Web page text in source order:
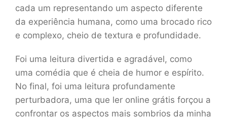
cada um representando um aspecto diferente
da experiência humana, como uma brocado rico
e complexo, cheio de textura e profundidade.
Foi uma leitura divertida e agradável, como
uma comédia que é cheia de humor e espírito.
No final, foi uma leitura profundamente
perturbadora, uma que ler online grátis forçou a
confrontar os aspectos mais sombrios da minha